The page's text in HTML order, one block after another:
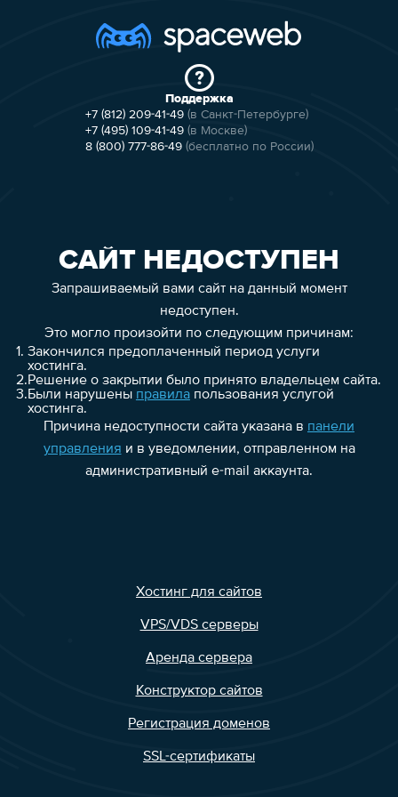
Поддержка
+7 (812) 209-41-49 (в Санкт-Петербурге)
+7 (495) 109-41-49 (в Москве)
8 (800) 777-86-49 (бесплатно по России)
САЙТ НЕДОСТУПЕН
Запрашиваемый вами сайт на данный момент
недоступен.
Это могло произойти по следующим причинам:
1. Закончился предоплаченный период услуги
хостинга.
2.Решение о закрытии было принято владельцем сайта.
3.Были нарушены правилапользования услугой
хостинга.
Причина недоступности сайта указана в панели
управления и в уведомлении, отправленном на
административный e-mail аккаунта.
Хостинг для сайтов
VPS/VDS серверы
Аренда сервера
Конструктор сайтов
Регистрация доменов
SSL-сертификаты